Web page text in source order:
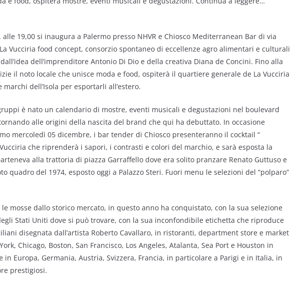
19,00 si inaugura a Palermo presso NHVR e Chiosco Mediterranean Bar di via
Vucciria food concept, consorzio spontaneo di eccellenze agro alimentari e culturali
dell’imprenditore Antonio Di Dio e della creativa Diana de Concini. Fino alla
il noto locale che unisce moda e food, ospiterà il quartiere generale de La Vucciria
dell’Isola per esportarli all’estero.
è nato un calendario di mostre, eventi musicali e degustazioni nel boulevard
alle origini della nascita del brand che qui ha debuttato. In occasione
mercoledì 05 dicembre, i bar tender di Chiosco presenteranno il cocktail “
che riprenderà i sapori, i contrasti e colori del marchio, e sarà esposta la
alla trattoria di piazza Garraffello dove era solito pranzare Renato Guttuso e
quadro del 1974, esposto oggi a Palazzo Steri. Fuori menu le selezioni del “polparo”
mosse dallo storico mercato, in questo anno ha conquistato, con la sua selezione
Stati Uniti dove si può trovare, con la sua inconfondibile etichetta che riproduce
disegnata dall’artista Roberto Cavallaro, in ristoranti, department store e market
Chicago, Boston, San Francisco, Los Angeles, Atalanta, Sea Port e Houston in
in Europa, Germania, Austria, Svizzera, Francia, in particolare a Parigi e in Italia, in
prestigiosi.